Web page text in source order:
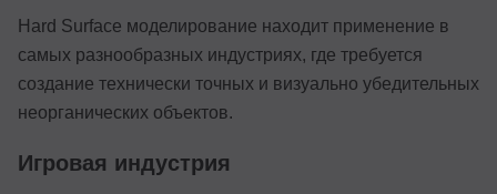
Hard Surface моделирование находит применение в
самых разнообразных индустриях, где требуется
создание технически точных и визуально убедительных
неорганических объектов.
Игровая индустрия